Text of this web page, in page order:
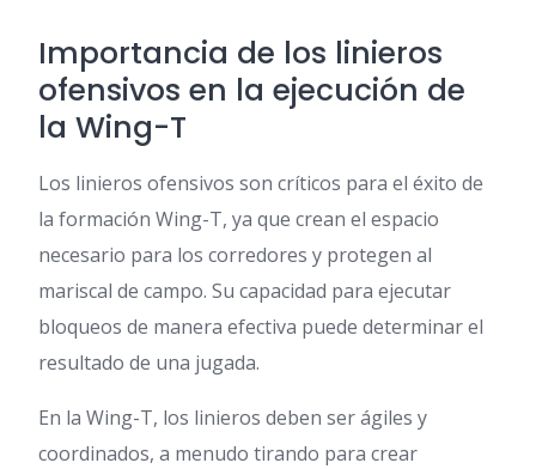
Importancia de los linieros
ofensivos en la ejecución de
la Wing-T
Los linieros ofensivos son críticos para el éxito de
la formación Wing-T, ya que crean el espacio
necesario para los corredores y protegen al
mariscal de campo. Su capacidad para ejecutar
bloqueos de manera efectiva puede determinar el
resultado de una jugada.
En la Wing-T, los linieros deben ser ágiles y
coordinados, a menudo tirando para crear